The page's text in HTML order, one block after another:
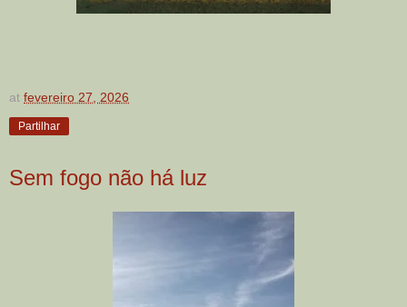
at fevereiro 27, 2026
Partilhar
Sem fogo não há luz